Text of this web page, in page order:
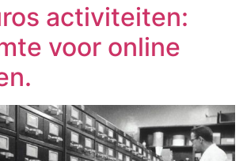
activiteiten:
voor online